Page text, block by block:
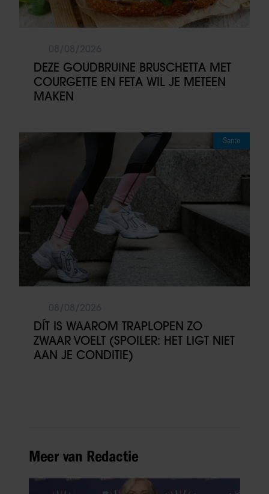
DEZE GOUDBRUINE BRUSCHETTA MET
COURGETTE EN FETA WIL JE METEEN
MAKEN
Sante
DÍT IS WAAROM TRAPLOPEN ZO
ZWAAR VOELT (SPOILER: HET LIGT NIET
AAN JE CONDITIE)
Meer van Redactie